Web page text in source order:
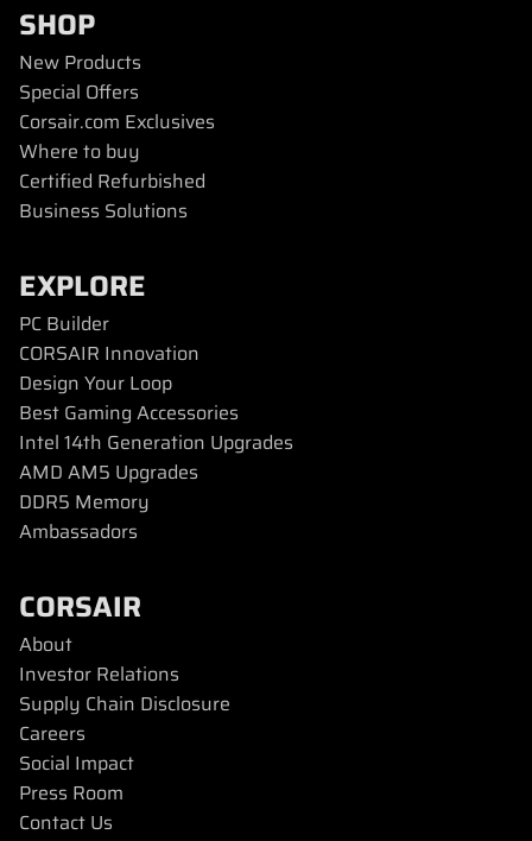
SHOP
New Products
Special Offers
Corsair.com Exclusives
Where to buy
Certified Refurbished
Business Solutions
EXPLORE
PC Builder
CORSAIR Innovation
Design Your Loop
Best Gaming Accessories
Intel 14th Generation Upgrades
AMD AM5 Upgrades
DDR5 Memory
Ambassadors
CORSAIR
About
Investor Relations
Supply Chain Disclosure
Careers
Social Impact
Press Room
Contact Us